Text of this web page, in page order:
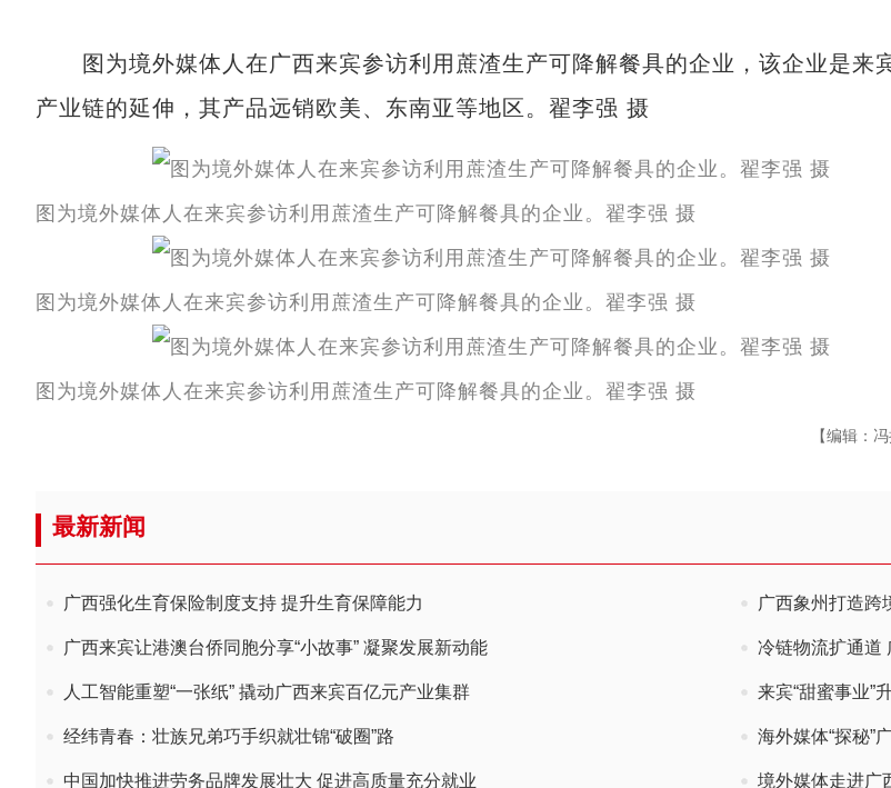
图为境外媒体人在广西来宾参访利用蔗渣生产可降解餐具的企业，该企业是来
产业链的延伸，其产品远销欧美、东南亚等地区。翟李强 摄
图为境外媒体人在来宾参访利用蔗渣生产可降解餐具的企业。翟李强 摄
图为境外媒体人在来宾参访利用蔗渣生产可降解餐具的企业。翟李强 摄
图为境外媒体人在来宾参访利用蔗渣生产可降解餐具的企业。翟李强 摄
【编辑：冯
最新新闻
广西强化生育保险制度支持 提升生育保障能力 广西象州打造跨
广西来宾让港澳台侨同胞分享“小故事” 凝聚发展新动能 冷链物流扩通道
人工智能重塑“一张纸” 撬动广西来宾百亿元产业集群 来宾“甜蜜事业”
经纬青春：壮族兄弟巧手织就壮锦“破圈”路 海外媒体“探秘”
中国加快推进劳务品牌发展壮大 促进高质量充分就业 境外媒体走进广